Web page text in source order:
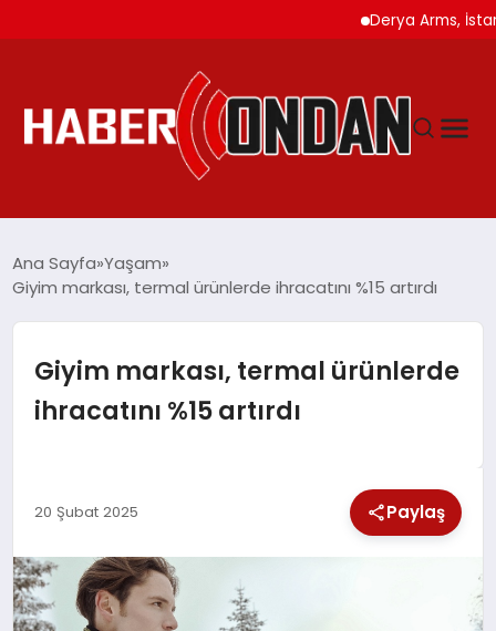
Derya Arms, İstanbul
DÜNYA
SPOR
TEKNOLOJI
Ana Sayfa Yaşam
Giyim markası, termal ürünlerde ihracatını %15 artırdı
Giyim markası, termal ürünlerde
ihracatını %15 artırdı
20 Şubat 2025 Paylaş